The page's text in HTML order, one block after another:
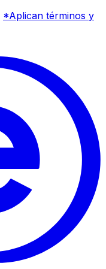
*Aplican términos y